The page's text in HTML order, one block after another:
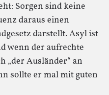
Sorgen sind keine
daraus einen
darstellt. Asyl ist
wenn der aufrechte
„der Ausländer“ an
sollte er mal mit guten